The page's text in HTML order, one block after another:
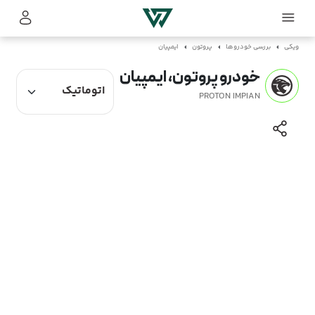
ویکی بررسی خودروها پروتون ایمپیان
خودرو پروتون، ایمپیان
PROTON IMPIAN